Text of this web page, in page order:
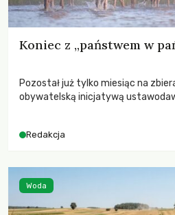
Koniec z „państwem w
Pozostał już tylko miesiąc na
obywatelską inicjatywą
niezwykle korzystne rozwiązania
funkcjonowania łowiectwa w
Redakcja
Woda